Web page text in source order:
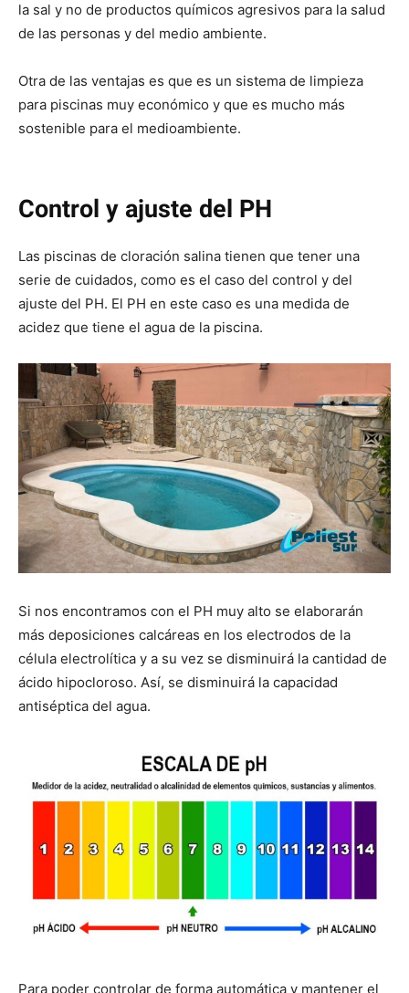
la sal y no de productos químicos agresivos para la salud
de las personas y del medio ambiente.
Otra de las ventajas es que es un sistema de limpieza
para piscinas muy económico y que es mucho más
sostenible para el medioambiente.
Control y ajuste del PH
Las piscinas de cloración salina tienen que tener una
serie de cuidados, como es el caso del control y del
ajuste del PH. El PH en este caso es una medida de
acidez que tiene el agua de la piscina.
Si nos encontramos con el PH muy alto se elaborarán
más deposiciones calcáreas en los electrodos de la
célula electrolítica y a su vez se disminuirá la cantidad de
ácido hipocloroso. Así, se disminuirá la capacidad
antiséptica del agua.
Para poder controlar de forma automática y mantener el